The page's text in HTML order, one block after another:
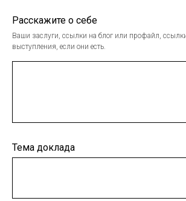
Расскажите о себе
Ваши заслуги, ссылки на блог или профайл,
выступления, если они есть.
Тема доклада